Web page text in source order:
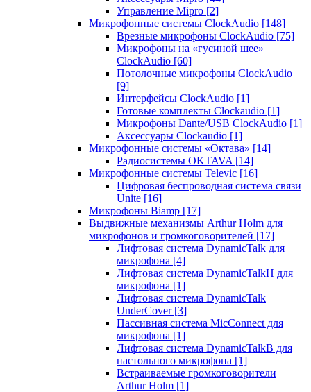
Управление Mipro [2]
Микрофонные системы ClockAudio [148]
Врезные микрофоны ClockAudio [75]
Микрофоны на «гусиной шее»
ClockAudio [60]
Потолочные микрофоны ClockAudio
[9]
Интерфейсы ClockAudio [1]
Готовые комплекты Clockaudio [1]
Микрофоны Dante/USB ClockAudio [1]
Аксессуары Clockaudio [1]
Микрофонные системы «Октава» [14]
Радиосистемы OKTAVA [14]
Микрофонные системы Televic [16]
Цифровая беспроводная система связи
Unite [16]
Микрофоны Biamp [17]
Выдвижные механизмы Arthur Holm для
микрофонов и громкоговорителей [17]
Лифтовая система DynamicTalk для
микрофона [4]
Лифтовая система DynamicTalkH для
микрофона [1]
Лифтовая система DynamicTalk
UnderCover [3]
Пассивная система MicConnect для
микрофона [1]
Лифтовая система DynamicTalkB для
настольного микрофона [1]
Встраиваемые громкоговорители
Arthur Holm [1]